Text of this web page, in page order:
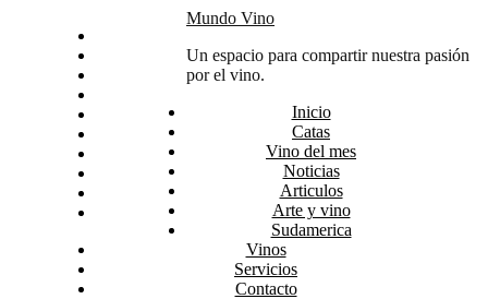
Arte y vino
Sudamerica
Mundo Vino
Un espacio para compartir nuestra pasión
por el vino.
Inicio
Catas
Vino del mes
Noticias
Articulos
Arte y vino
Sudamerica
Vinos
Servicios
Contacto